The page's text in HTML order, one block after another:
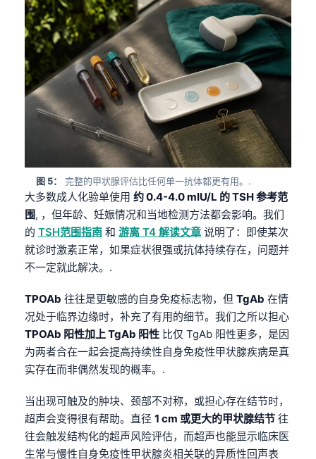
图 5： 完整的甲状腺评估比任何单一抗体都更有用。.
大多数成人化验单使用 约 0.4-4.0 mIU/L 的 TSH 参考范
围, ，但年龄、妊娠情况和当地检测方法都会影响。我们
的 TSH范围指南 和 游离 T4 解读文章 说明了：即使某次
就诊时激素正常，如果症状很强或抗体持续存在，问题并
不一定就此解决。.
TPOAb 往往是更敏感的自身免疫标志物，但 TgAb 在情
况处于临界边缘时，补充了有用的细节。我们之所以担心
TPOAb 阳性加上 TgAb 阳性 比仅 TgAb 阳性更多，是因
为两者合在一起会提高持续性自身免疫性甲状腺疾病是真
实存在而非偶然发现的概率。.
当出现可触及的肿块、颈部不对称，或担心存在结节时，
超声会变得很有帮助。直径 1 cm 或更大的甲状腺结节 往
往会触发结构化的超声风险评估，而超声也能显示临床医
生常与慢性自身免疫性甲状腺炎相关联的异质性回声表